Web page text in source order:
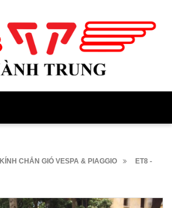
KÍNH CHẮN GIÓ VESPA & PIAGGIO
ET8 -